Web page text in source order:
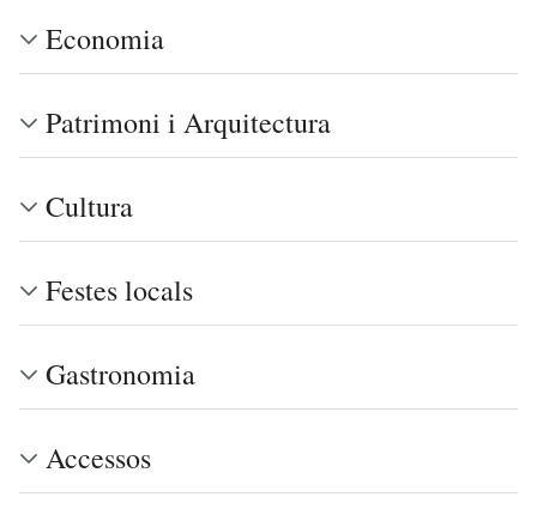
Economia
Patrimoni i Arquitectura
Cultura
Festes locals
Gastronomia
Accessos